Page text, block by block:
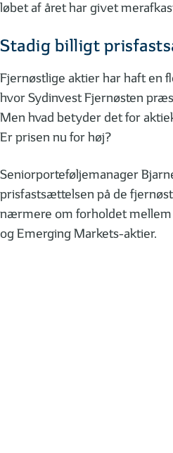
løbet af året har givet
Stadig billigt
Fjernøstlige aktier har haft en
hvor Sydinvest Fjernøsten
Men hvad betyder det for
Er prisen nu for høj?
Seniorporteføljemanager
prisfastsættelsen på de
nærmere om forholdet mellem
og Emerging Markets-aktier.